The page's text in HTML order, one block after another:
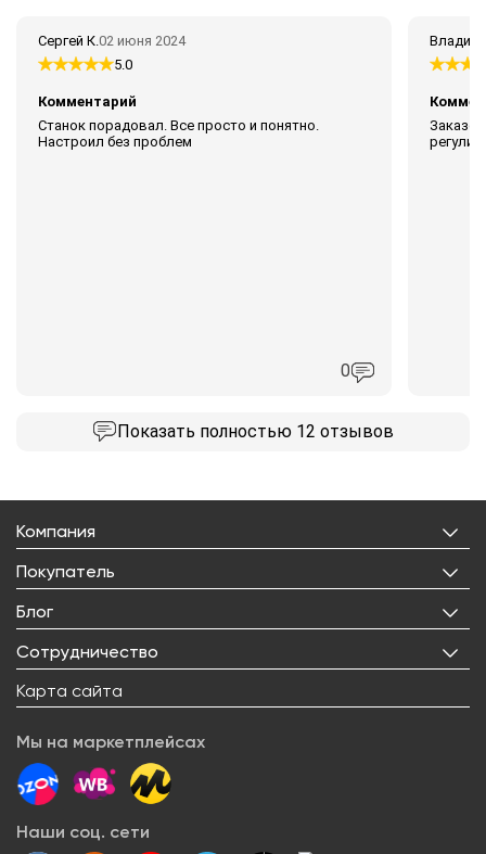
Сергей К. 02 июня 2024
5.0
Комментарий
Станок порадовал. Все просто и понятно.
Настроил без проблем
0
Показать полностью 12 отзывов
Компания
О нас
Лицензии
Реквизиты
Правовая информация
Контакты
Покупатель
Личный кабинет
Избранное
Доставка
Возврат товара
Сервисный центр
Как заказать
Вопрос-ответ
Блог
Все статьи
О товарах
Сотрудничество
Оптовым покупателям
Арендодателям
Блогерам
Карта сайта
Мы на маркетплейсах
Наши соц. сети